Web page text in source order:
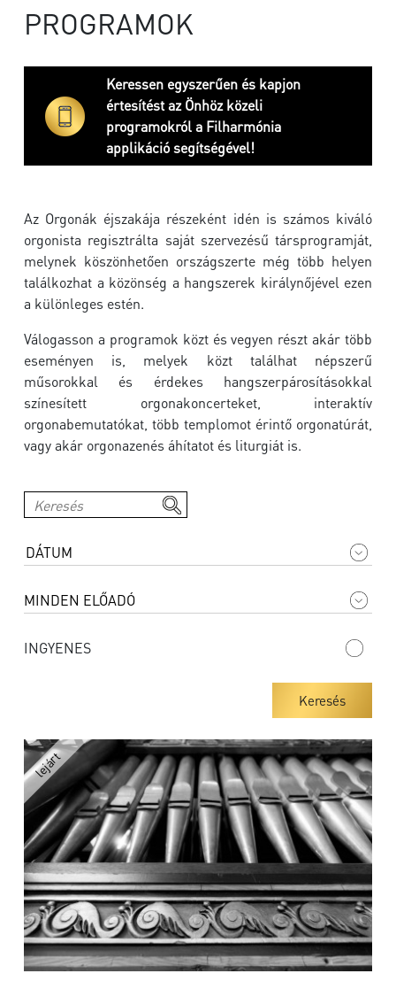
PROGRAMOK
Keressen egyszerűen és kapjon
értesítést az Önhöz közeli
programokról a Filharmónia
applikáció segítségével!
Az Orgonák éjszakája részeként idén is számos kiváló
orgonista regisztrálta saját szervezésű társprogramját,
melynek köszönhetően országszerte még több helyen
találkozhat a közönség a hangszerek királynőjével ezen
a különleges estén.
Válogasson a programok közt és vegyen részt akár több
eseményen is, melyek közt találhat népszerű
műsorokkal és érdekes hangszerpárosításokkal
színesített orgonakoncerteket, interaktív
orgonabemutatókat, több templomot érintő orgonatúrát,
vagy akár orgonazenés áhítatot és liturgiát is.
INGYENES
Keresés